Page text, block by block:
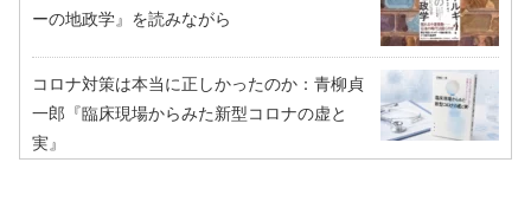
ーの地政学』を読みながら
コロナ対策は本当に正しかったのか：青柳貞
一郎『臨床現場からみた新型コロナの虚と
実』